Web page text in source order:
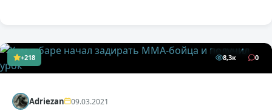
+218 8,3к 0
Adriezan 09.03.2021